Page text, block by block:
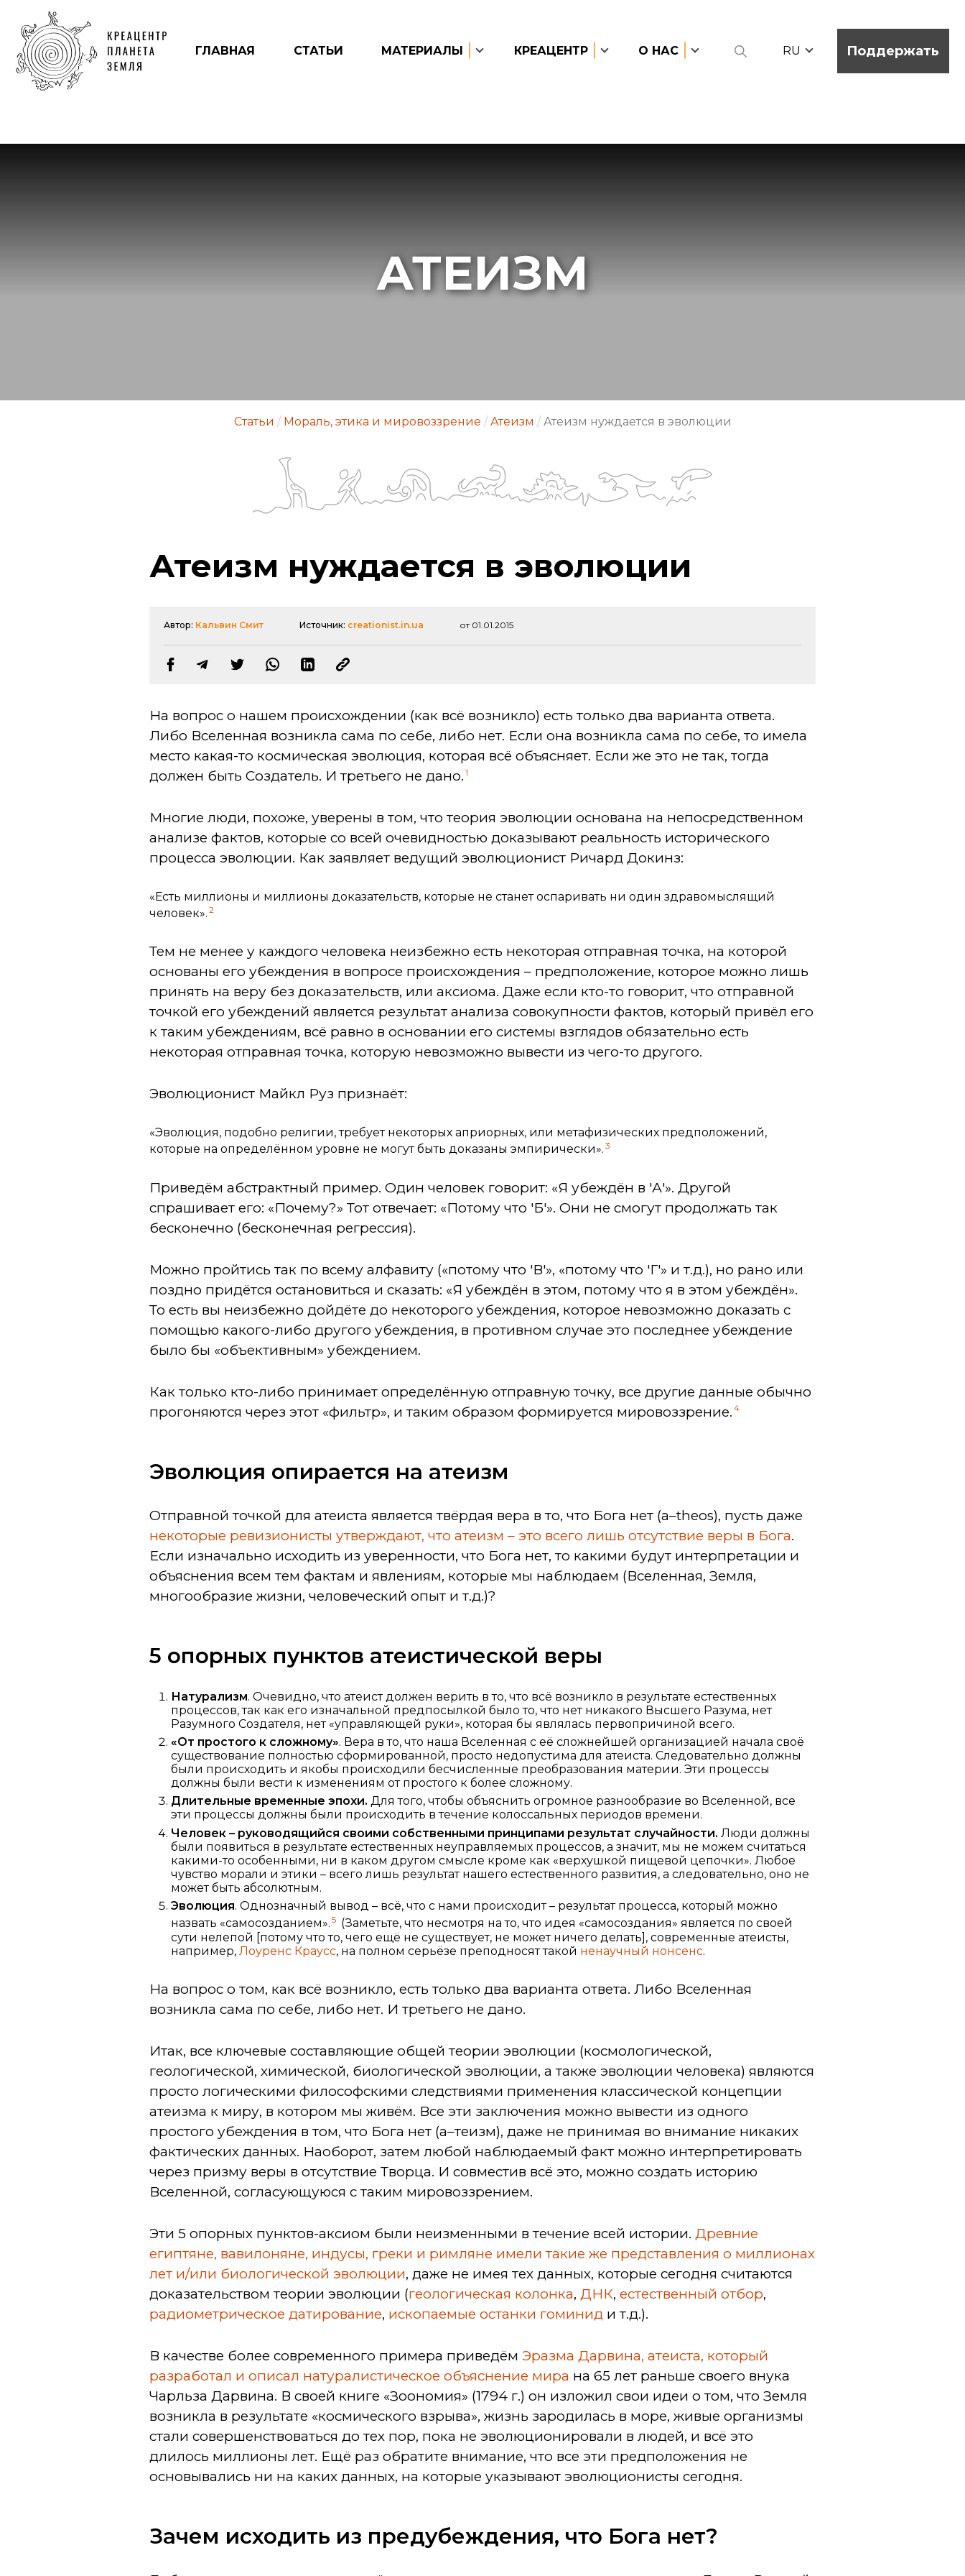
ГЛАВНАЯ СТАТЬИ МАТЕРИАЛЫ КРЕАЦЕНТР О НАС RU Поддержать
АТЕИЗМ
Статьи / Мораль, этика и мировоззрение / Атеизм / Атеизм нуждается в эволюции
Атеизм нуждается в эволюции
Автор: Кальвин Смит Источник: creationist.in.ua от 01.01.2015
На вопрос о нашем происхождении (как всё возникло) есть только два варианта ответа.
Либо Вселенная возникла сама по себе, либо нет. Если она возникла сама по себе, то имела
место какая-то космическая эволюция, которая всё объясняет. Если же это не так, тогда
должен быть Создатель. И третьего не дано. 1
Многие люди, похоже, уверены в том, что теория эволюции основана на непосредственном
анализе фактов, которые со всей очевидностью доказывают реальность исторического
процесса эволюции. Как заявляет ведущий эволюционист Ричард Докинз:
«Есть миллионы и миллионы доказательств, которые не станет оспаривать ни один здравомыслящий
человек». 2
Тем не менее у каждого человека неизбежно есть некоторая отправная точка, на которой
основаны его убеждения в вопросе происхождения – предположение, которое можно лишь
принять на веру без доказательств, или аксиома. Даже если кто-то говорит, что отправной
точкой его убеждений является результат анализа совокупности фактов, который привёл его
к таким убеждениям, всё равно в основании его системы взглядов обязательно есть
некоторая отправная точка, которую невозможно вывести из чего-то другого.
Эволюционист Майкл Руз признаёт:
«Эволюция, подобно религии, требует некоторых априорных, или метафизических предположений,
которые на определённом уровне не могут быть доказаны эмпирически». 3
Приведём абстрактный пример. Один человек говорит: «Я убеждён в 'А'». Другой
спрашивает его: «Почему?» Тот отвечает: «Потому что 'Б'». Они не смогут продолжать так
бесконечно (бесконечная регрессия).
Можно пройтись так по всему алфавиту («потому что 'В'», «потому что 'Г'» и т.д.), но рано или
поздно придётся остановиться и сказать: «Я убеждён в этом, потому что я в этом убеждён».
То есть вы неизбежно дойдёте до некоторого убеждения, которое невозможно доказать с
помощью какого-либо другого убеждения, в противном случае это последнее убеждение
было бы «объективным» убеждением.
Как только кто-либо принимает определённую отправную точку, все другие данные обычно
прогоняются через этот «фильтр», и таким образом формируется мировоззрение. 4
Эволюция опирается на атеизм
Отправной точкой для атеиста является твёрдая вера в то, что Бога нет (a–theos), пусть даже
некоторые ревизионисты утверждают, что атеизм – это всего лишь отсутствие веры в Бога.
Если изначально исходить из уверенности, что Бога нет, то какими будут интерпретации и
объяснения всем тем фактам и явлениям, которые мы наблюдаем (Вселенная, Земля,
многообразие жизни, человеческий опыт и т.д.)?
5 опорных пунктов атеистической веры
Натурализм. Очевидно, что атеист должен верить в то, что всё возникло в результате естественных
процессов, так как его изначальной предпосылкой было то, что нет никакого Высшего Разума, нет
Разумного Создателя, нет «управляющей руки», которая бы являлась первопричиной всего.
«От простого к сложному». Вера в то, что наша Вселенная с её сложнейшей организацией начала своё
существование полностью сформированной, просто недопустима для атеиста. Следовательно должны
были происходить и якобы происходили бесчисленные преобразования материи. Эти процессы
должны были вести к изменениям от простого к более сложному.
Длительные временные эпохи. Для того, чтобы объяснить огромное разнообразие во Вселенной, все
эти процессы должны были происходить в течение колоссальных периодов времени.
Человек – руководящийся своими собственными принципами результат случайности. Люди должны
были появиться в результате естественных неуправляемых процессов, а значит, мы не можем считаться
какими-то особенными, ни в каком другом смысле кроме как «верхушкой пищевой цепочки». Любое
чувство морали и этики – всего лишь результат нашего естественного развития, а следовательно, оно не
может быть абсолютным.
Эволюция. Однозначный вывод – всё, что с нами происходит – результат процесса, который можно
назвать «самосозданием». 5 (Заметьте, что несмотря на то, что идея «самосоздания» является по своей
сути нелепой [потому что то, чего ещё не существует, не может ничего делать], современные атеисты,
например, Лоуренс Краусс, на полном серьёзе преподносят такой ненаучный нонсенс.
На вопрос о том, как всё возникло, есть только два варианта ответа. Либо Вселенная
возникла сама по себе, либо нет. И третьего не дано.
Итак, все ключевые составляющие общей теории эволюции (космологической,
геологической, химической, биологической эволюции, а также эволюции человека) являются
просто логическими философскими следствиями применения классической концепции
атеизма к миру, в котором мы живём. Все эти заключения можно вывести из одного
простого убеждения в том, что Бога нет (а–теизм), даже не принимая во внимание никаких
фактических данных. Наоборот, затем любой наблюдаемый факт можно интерпретировать
через призму веры в отсутствие Творца. И совместив всё это, можно создать историю
Вселенной, согласующуюся с таким мировоззрением.
Эти 5 опорных пунктов-аксиом были неизменными в течение всей истории. Древние
египтяне, вавилоняне, индусы, греки и римляне имели такие же представления о миллионах
лет и/или биологической эволюции, даже не имея тех данных, которые сегодня считаются
доказательством теории эволюции (геологическая колонка, ДНК,естественный отбор,
радиометрическое датирование, ископаемые останки гоминид и т.д.).
В качестве более современного примера приведёмЭразма Дарвина, атеиста, который
разработал и описал натуралистическое объяснение мира на 65 лет раньше своего внука
Чарльза Дарвина. В своей книге «Зоономия» (1794 г.) он изложил свои идеи о том, что Земля
возникла в результате «космического взрыва», жизнь зародилась в море, живые организмы
стали совершенствоваться до тех пор, пока не эволюционировали в людей, и всё это
длилось миллионы лет. Ещё раз обратите внимание, что все эти предположения не
основывались ни на каких данных, на которые указывают эволюционисты сегодня.
Зачем исходить из предубеждения, что Бога нет?